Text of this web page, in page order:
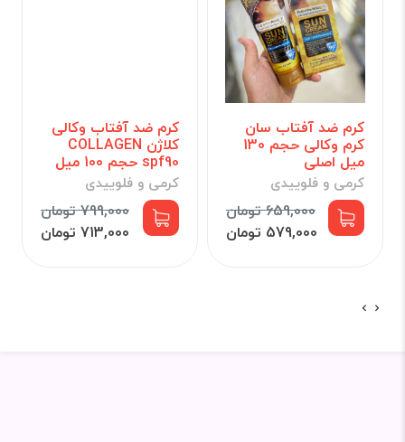
کرم ضد آفتاب سان
کرم وکالی حجم 130
میل اصلی
کرمی و فلوییدی
659,000 تومان
579,000 تومان
کرم ضد آفتاب وکالی
کلاژن COLLAGEN
spf90 حجم 100 میل
کرمی و فلوییدی
799,000 تومان
713,000 تومان